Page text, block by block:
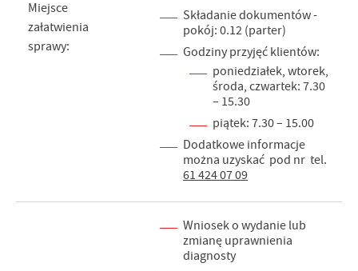
Miejsce
załatwienia
sprawy:
Składanie dokumentów -
pokój: 0.12 (parter)
Godziny przyjęć klientów:
poniedziałek, wtorek,
środa, czwartek: 7.30
– 15.30
piątek: 7.30 – 15.00
Dodatkowe informacje
można uzyskać pod nr tel.
61 424 07 09
Wniosek o wydanie lub
zmianę uprawnienia
diagnosty